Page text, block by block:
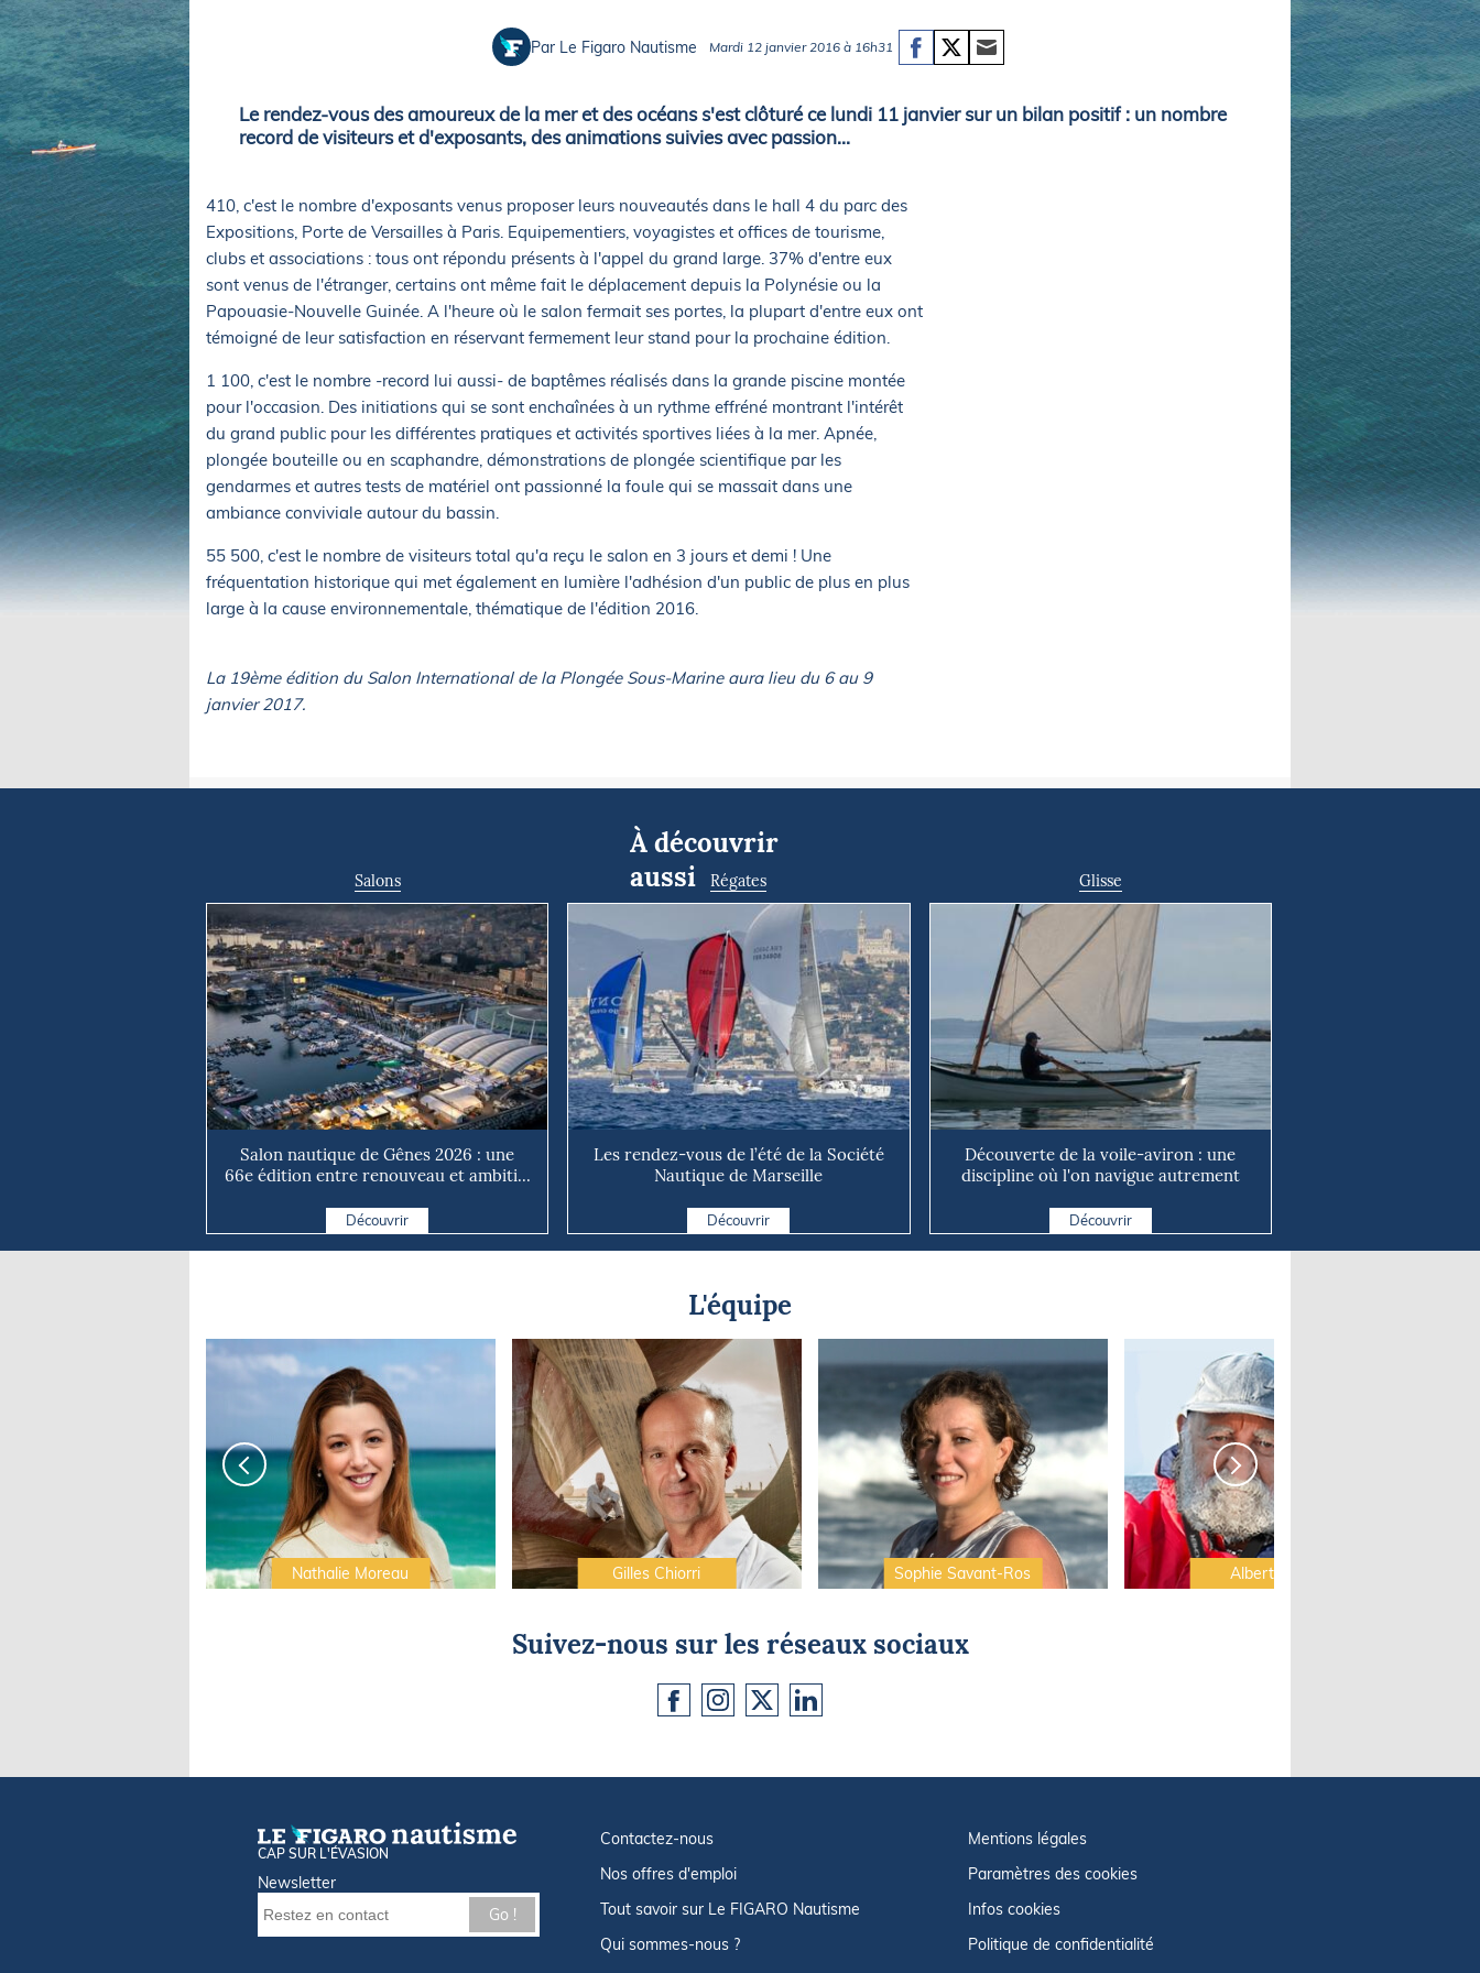
Yachting
LOISIRS
Pêche en mer
Glisse
Par Le Figaro Nautisme Mardi 12 janvier 2016 à 16h31
Le rendez-vous des amoureux de la mer et des océans s'est clôturé ce lundi 11 janvier sur un bilan positif : un nombre
record de visiteurs et d'exposants, des animations suivies avec passion...
410, c'est le nombre d'exposants venus proposer leurs nouveautés dans le hall 4 du parc des
Expositions, Porte de Versailles à Paris. Equipementiers, voyagistes et offices de tourisme,
clubs et associations : tous ont répondu présents à l'appel du grand large. 37% d'entre eux
sont venus de l'étranger, certains ont même fait le déplacement depuis la Polynésie ou la
Papouasie-Nouvelle Guinée. A l'heure où le salon fermait ses portes, la plupart d'entre eux ont
témoigné de leur satisfaction en réservant fermement leur stand pour la prochaine édition.
1 100, c'est le nombre -record lui aussi- de baptêmes réalisés dans la grande piscine montée
pour l'occasion. Des initiations qui se sont enchaînées à un rythme effréné montrant l'intérêt
du grand public pour les différentes pratiques et activités sportives liées à la mer. Apnée,
plongée bouteille ou en scaphandre, démonstrations de plongée scientifique par les
gendarmes et autres tests de matériel ont passionné la foule qui se massait dans une
ambiance conviviale autour du bassin.
55 500, c'est le nombre de visiteurs total qu'a reçu le salon en 3 jours et demi ! Une
fréquentation historique qui met également en lumière l'adhésion d'un public de plus en plus
large à la cause environnementale, thématique de l'édition 2016.
La 19ème édition du Salon International de la Plongée Sous-Marine aura lieu du 6 au 9
janvier 2017.
À découvrir
aussi
Salons
Salon nautique de Gênes 2026 : une
66e édition entre renouveau et ambiti...
Découvrir
Régates
Les rendez-vous de l’été de la Société
Nautique de Marseille
Découvrir
Glisse
Découverte de la voile-aviron : une
discipline où l'on navigue autrement
Découvrir
L'équipe
Nathalie Moreau Gilles Chiorri Sophie Savant-Ros Albert Brel
Suivez-nous sur les réseaux sociaux
CAP SUR L'ÉVASION
Newsletter
Go !
Contactez-nous
Nos offres d'emploi
Tout savoir sur Le FIGARO Nautisme
Qui sommes-nous ?
Mentions légales
Paramètres des cookies
Infos cookies
Politique de confidentialité